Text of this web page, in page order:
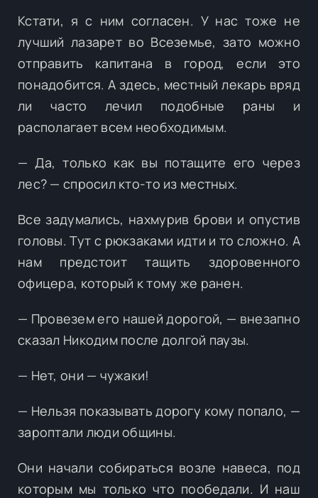
Кстати, я с ним согласен. У нас тоже не
лучший лазарет во Всеземье, зато можно
отправить капитана в город, если это
понадобится. А здесь, местный лекарь вряд
ли часто лечил подобные раны и
располагает всем необходимым.
— Да, только как вы потащите его через
лес? — спросил кто-то из местных.
Все задумались, нахмурив брови и опустив
головы. Тут с рюкзаками идти и то сложно. А
нам предстоит тащить здоровенного
офицера, который к тому же ранен.
— Провезем его нашей дорогой, — внезапно
сказал Никодим после долгой паузы.
— Нет, они — чужаки!
— Нельзя показывать дорогу кому попало, —
зароптали люди общины.
Они начали собираться возле навеса, под
которым мы только что пообедали. И наш